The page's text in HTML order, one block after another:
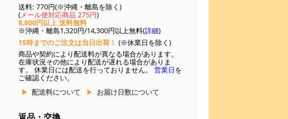
送料: 770円(※沖縄・離島を除く)
(メール便対応商品 275円)
8,800円以上 送料無料
※沖縄・離島1,320円/14,300円以上無料(詳細)
15時までのご注文は当日出荷！ (※休業日を除く)
商品や契約により配送料が異なる場合があります。
在庫状況その他により配送が遅れる場合がありま
す。 休業日には配送を行っておりません。 営業日を
ご確認ください。
配送料について
お届け日数について